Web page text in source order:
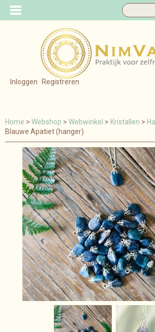
Inloggen Registreren
Home > Webshop > Webwinkel > Kristallen >
Blauwe Apatiet (hanger)